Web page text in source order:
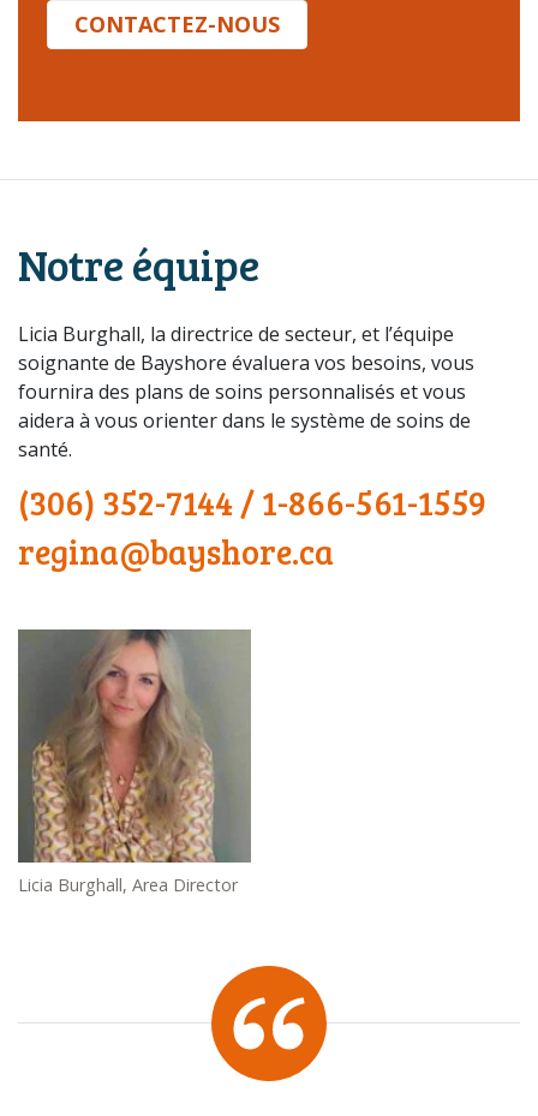
CONTACTEZ-NOUS
Notre équipe
Licia Burghall, la directrice de secteur, et l’équipe
soignante de Bayshore évaluera vos besoins, vous
fournira des plans de soins personnalisés et vous
aidera à vous orienter dans le système de soins de
santé.
(306) 352-7144 /1-866-561-1559
regina@bayshore.ca
Licia Burghall, Area Director